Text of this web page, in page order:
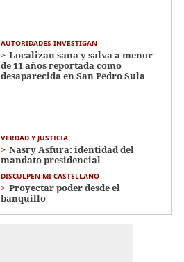
AUTORIDADES INVESTIGAN
Localizan sana y salva a menor
de 11 años reportada como
desaparecida en San Pedro Sula
VERDAD Y JUSTICIA
Nasry Asfura: identidad del
mandato presidencial
DISCULPEN MI CASTELLANO
Proyectar poder desde el
banquillo